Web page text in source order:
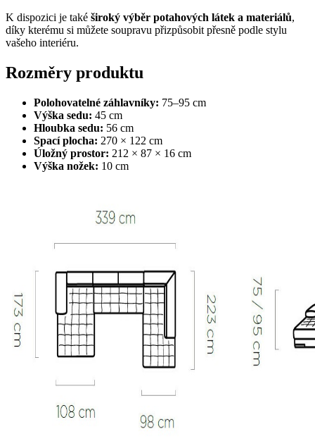
K dispozici je také široký výběr potahových látek a materiálů,
díky kterému si můžete soupravu přizpůsobit přesně podle stylu
vašeho interiéru.
Rozměry produktu
Polohovatelné záhlavníky: 75–95 cm
Výška sedu: 45 cm
Hloubka sedu: 56 cm
Spací plocha: 270 × 122 cm
Úložný prostor: 212 × 87 × 16 cm
Výška nožek: 10 cm